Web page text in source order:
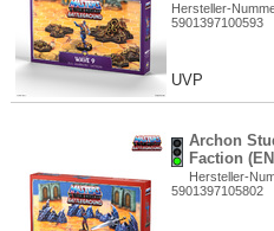
Hersteller-
5901397100593
UVP
Archon
Faction
Hersteller-
5901397105802